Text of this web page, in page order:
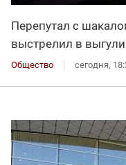
Перепутал с
выстрелил в
Общество сегодня,